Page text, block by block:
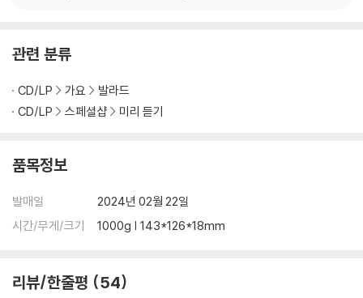
Soul Blues 느낌의 아이유 파트, R&B 기조의 뉴진스 혜인 파트, Rock 사
사운드를 구성하였다.
같은 멜로디를 대하는 각 보컬리스트들의 개성 있고 노련한 해석과 아이유
아우르는 조화를 동시에 느끼게 만든다.
4. Love wins all
분명 사랑이 만연한 때는 아닌 듯하다.
관련 분류
CD/LP 가요
발라드
CD/LP
스페셜샵 미리 듣기
품목정보
발매일
2024년 02월 22일
시간/무게/크기
1000g | 143*126*18mm
리뷰/한줄평 54